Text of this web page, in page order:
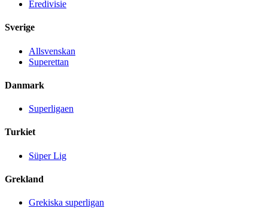
Eredivisie
Sverige
Allsvenskan
Superettan
Danmark
Superligaen
Turkiet
Süper Lig
Grekland
Grekiska superligan